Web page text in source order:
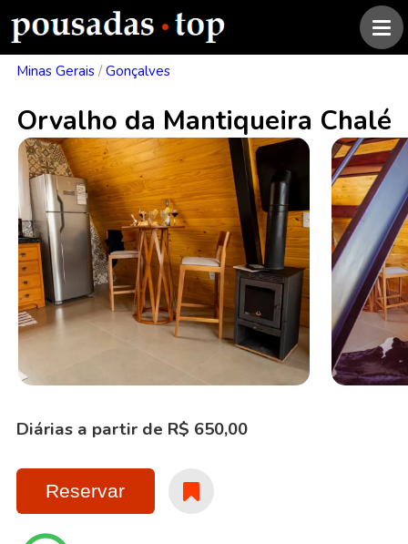
Minas Gerais / Gonçalves
Orvalho da Mantiqueira Chalé
Diárias a partir de R$ 650,00
Reservar